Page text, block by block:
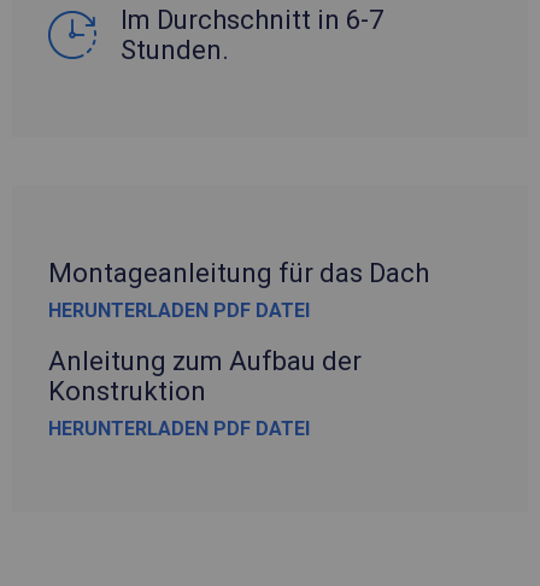
Im Durchschnitt in 6-7
Stunden.
Montageanleitung für das Dach
HERUNTERLADEN PDF DATEI
Anleitung zum Aufbau der
Konstruktion
HERUNTERLADEN PDF DATEI